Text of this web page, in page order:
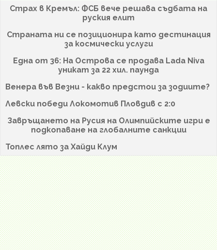
Страх в Кремъл: ФСБ вече решава съдбата на
руския елит
Страната ни се позиционира като дестинация
за космически услуги
Една от 36: На Острова се продава Lada Niva
уникат за 22 хил. паунда
Венера във Везни - какво предстои за зодиите?
Левски победи Локомотив Пловдив с 2:0
Завръщането на Русия на Олимпийските игри е
подкопаване на глобалните санкции
Топлес лято за Хайди Клум